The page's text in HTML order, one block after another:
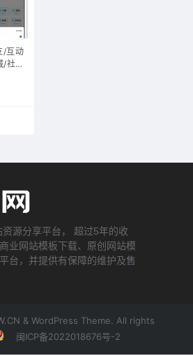
/互动
社群/
源分享平台， 超过5年的收
业网站模板下载、原创网站模
台，并提供有保障的维护及售
& WordPress Theme. All rights
闽ICP备2022018676号-2